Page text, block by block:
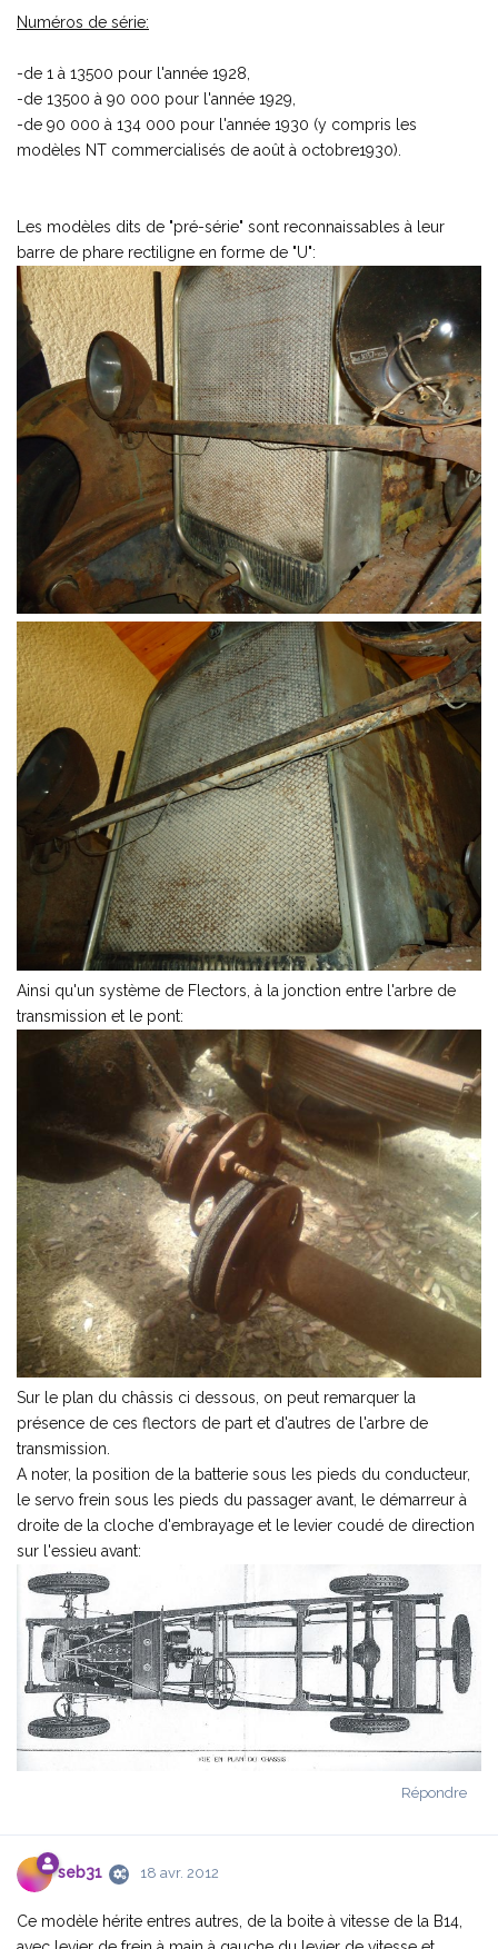
Numéros de série:
-de 1 à 13500 pour l'année 1928,
-de 13500 à 90 000 pour l'année 1929,
-de 90 000 à 134 000 pour l'année 1930 (y compris les
modèles NT commercialisés de août à octobre1930).
Les modèles dits de "pré-série" sont reconnaissables à leur
barre de phare rectiligne en forme de "U":
Ainsi qu'un système de Flectors, à la jonction entre l'arbre de
transmission et le pont:
Sur le plan du châssis ci dessous, on peut remarquer la
présence de ces flectors de part et d'autres de l'arbre de
transmission.
A noter, la position de la batterie sous les pieds du conducteur,
le servo frein sous les pieds du passager avant, le démarreur à
droite de la cloche d'embrayage et le levier coudé de direction
sur l'essieu avant:
Répondre
seb31 18 avr. 2012
Ce modèle hérite entres autres, de la boite à vitesse de la B14,